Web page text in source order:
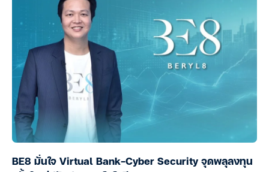
BE8 มั่นใจ Virtual Bank-Cyber Security จุดพลุลงทุน